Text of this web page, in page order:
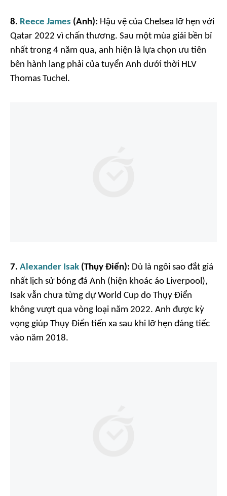
8. Reece James (Anh): Hậu vệ của Chelsea lỡ hẹn với
Qatar 2022 vì chấn thương. Sau một mùa giải bền bỉ
nhất trong 4 năm qua, anh hiện là lựa chọn ưu tiên
bên hành lang phải của tuyển Anh dưới thời HLV
Thomas Tuchel.
7. Alexander Isak (Thụy Điển): Dù là ngôi sao đắt giá
nhất lịch sử bóng đá Anh (hiện khoác áo Liverpool),
Isak vẫn chưa từng dự World Cup do Thụy Điển
không vượt qua vòng loại năm 2022. Anh được kỳ
vọng giúp Thụy Điển tiến xa sau khi lỡ hẹn đáng tiếc
vào năm 2018.